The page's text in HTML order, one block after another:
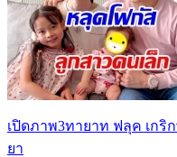
เปิดภาพ3ทายาท ฟลุค เก
ยา